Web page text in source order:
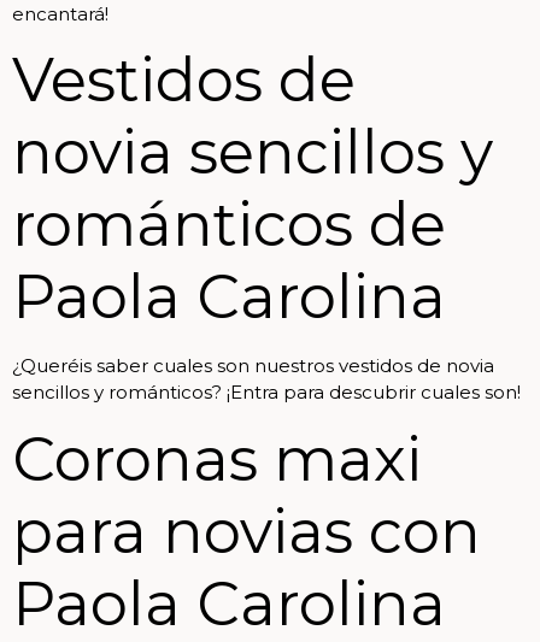
encantará!
Vestidos de
novia sencillos y
románticos de
Paola Carolina
¿Queréis saber cuales son nuestros vestidos de novia
sencillos y románticos? ¡Entra para descubrir cuales son!
Coronas maxi
para novias con
Paola Carolina